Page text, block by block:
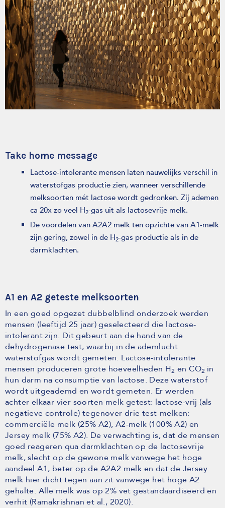
Take home message
Lactose-intolerante mensen laten nauwelijks verschil in
waterstofgas productie zien, wanneer verschillende
melksoorten mét lactose wordt gedronken. Zij ademen
ca 20x zo veel H2-gas uit als lactosevrije melk.
De voordelen van A2A2 melk ten opzichte van A1-melk
zijn gering, zowel in de H2-gas productie als in de
darmklachten.
A1 en A2 geteste melksoorten
In een goed opgezet dubbelblind onderzoek werden
mensen (leeftijd 25 jaar) geselecteerd die lactose-
intolerant zijn. Dit gebeurt aan de hand van de
dehydrogenase test, waarbij in de ademlucht
waterstofgas wordt gemeten. Lactose-intolerante
mensen produceren grote hoeveelheden H2 en CO2 in
hun darm na consumptie van lactose. Deze waterstof
wordt uitgeademd en wordt gemeten. Er werden
achter elkaar vier soorten melk getest: lactose-vrij (als
negatieve controle) tegenover drie test-melken:
commerciële melk (25% A2), A2-melk (100% A2) en
Jersey melk (75% A2). De verwachting is, dat de mensen
goed reageren qua darmklachten op de lactosevrije
melk, slecht op de gewone melk vanwege het hoge
aandeel A1, beter op de A2A2 melk en dat de Jersey
melk hier dicht tegen aan zit vanwege het hoge A2
gehalte. Alle melk was op 2% vet gestandaardiseerd en
verhit (Ramakrishnan et al., 2020).